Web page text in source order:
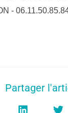
-
Partager